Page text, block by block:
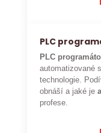
PLC
PLC
automatizované
technologie.
obnáší a jaké je
profese.